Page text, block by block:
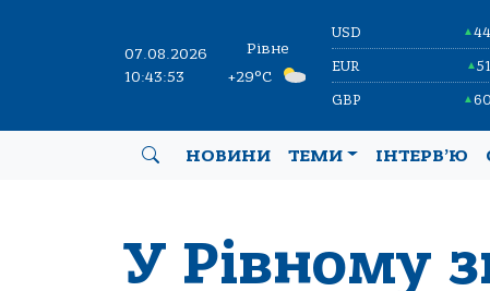
07.08.2026
10:43:54
Рівне
+29°C
USD ▲
EUR ▲
GBP ▲
НОВИНИ ТЕМИ ІНТЕРВ’Ю
У Рівному